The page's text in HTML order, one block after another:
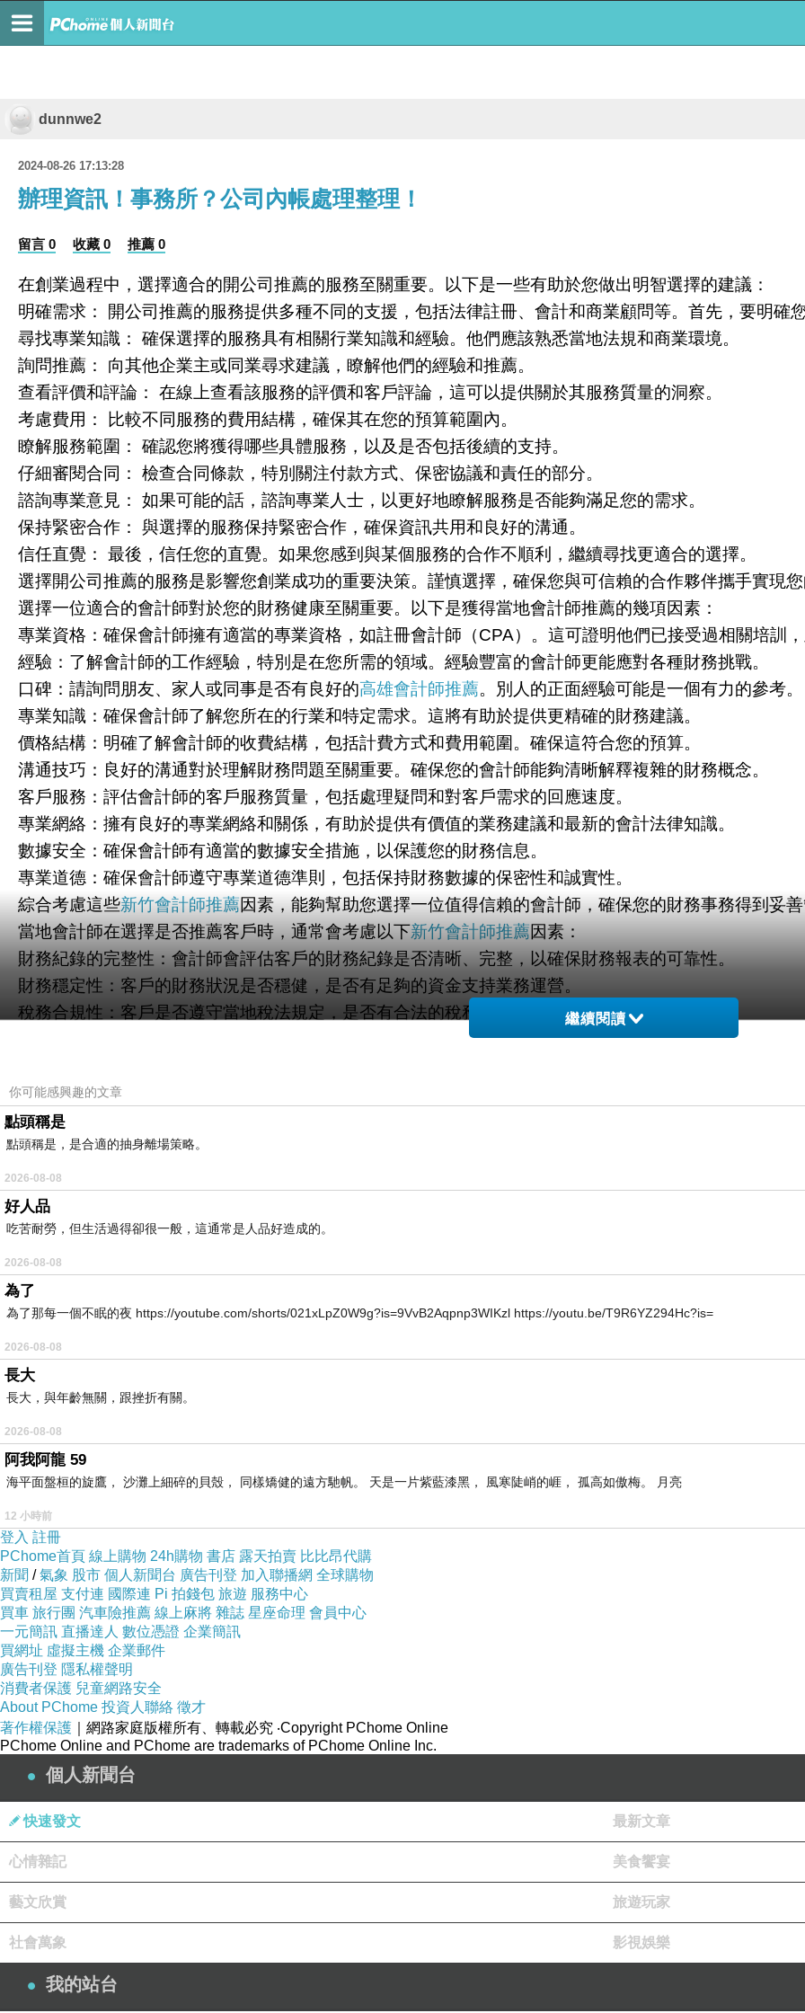
dunnwe2
2024-08-26 17:13:28
辦理資訊！事務所？公司內帳處理整理！
留言 0 收藏 0 推薦 0
在創業過程中，選擇適合的開公司推薦的服務至關重要。以下是一些有助於您做出明智選擇的建議：
明確需求： 開公司推薦的服務提供多種不同的支援，包括法律註冊、會計和商業顧問等。首先，要明確
尋找專業知識： 確保選擇的服務具有相關行業知識和經驗。他們應該熟悉當地法規和商業環境。
詢問推薦： 向其他企業主或同業尋求建議，瞭解他們的經驗和推薦。
查看評價和評論： 在線上查看該服務的評價和客戶評論，這可以提供關於其服務質量的洞察。
考慮費用： 比較不同服務的費用結構，確保其在您的預算範圍內。
瞭解服務範圍： 確認您將獲得哪些具體服務，以及是否包括後續的支持。
仔細審閱合同： 檢查合同條款，特別關注付款方式、保密協議和責任的部分。
諮詢專業意見： 如果可能的話，諮詢專業人士，以更好地瞭解服務是否能夠滿足您的需求。
保持緊密合作： 與選擇的服務保持緊密合作，確保資訊共用和良好的溝通。
信任直覺： 最後，信任您的直覺。如果您感到與某個服務的合作不順利，繼續尋找更適合的選擇。
選擇開公司推薦的服務是影響您創業成功的重要決策。謹慎選擇，確保您與可信賴的合作夥伴攜手實現
選擇一位適合的會計師對於您的財務健康至關重要。以下是獲得當地會計師推薦的幾項因素：
專業資格：確保會計師擁有適當的專業資格，如註冊會計師（CPA）。這可證明他們已接受過相關培訓
經驗：了解會計師的工作經驗，特別是在您所需的領域。經驗豐富的會計師更能應對各種財務挑戰。
口碑：請詢問朋友、家人或同事是否有良好的高雄會計師推薦。別人的正面經驗可能是一個有力的參考。
專業知識：確保會計師了解您所在的行業和特定需求。這將有助於提供更精確的財務建議。
價格結構：明確了解會計師的收費結構，包括計費方式和費用範圍。確保這符合您的預算。
溝通技巧：良好的溝通對於理解財務問題至關重要。確保您的會計師能夠清晰解釋複雜的財務概念。
客戶服務：評估會計師的客戶服務質量，包括處理疑問和對客戶需求的回應速度。
專業網絡：擁有良好的專業網絡和關係，有助於提供有價值的業務建議和最新的會計法律知識。
數據安全：確保會計師有適當的數據安全措施，以保護您的財務信息。
專業道德：確保會計師遵守專業道德準則，包括保持財務數據的保密性和誠實性。
綜合考慮這些新竹會計師推薦因素，能夠幫助您選擇一位值得信賴的會計師，確保您的財務事務得到妥
當地會計師在選擇是否推薦客戶時，通常會考慮以下新竹會計師推薦因素：
財務紀錄的完整性：會計師會評估客戶的財務紀錄是否清晰、完整，以確保財務報表的可靠性。
財務穩定性：客戶的財務狀況是否穩健，是否有足夠的資金支持業務運營。
稅務合規性：客戶是否遵守當地稅法規定，是否有合法的稅務策略。
溝通能力：良好的溝通是關係建立的關鍵，客戶應該能夠清晰地傳達財務需求和目標。
專業稅務支援：尋求專業的稅務支援和建議，確保稅務事務得到適當處理。
法律合規性：客戶的業務運營是否合法，是否遵守當地的法律法規。
信用記錄：信用記錄對建立信任非常重要，尤其在金融交易方面。
長期合作意願：客戶是否有建立長期合作夥伴關係的意願，而不僅僅是短期交易。
財務知識：客戶是否具備基本的財務和會計知識，以參與財務決策。
會計師會綜合考慮這些因素，以確保推薦的客戶是可信賴的，並能夠實現財務成功。
下一篇：
繼續閱讀
你可能感興趣的文章
點頭稱是
點頭稱是，是合適的抽身離場策略。
2026-08-08
好人品
吃苦耐勞，但生活過得卻很一般，這通常是人品好造成的。
2026-08-08
為了
為了那每一個不眠的夜 https://youtube.com/shorts/021xLpZ0W9g?is=9VvB2Aqpnp3WIKzl https://youtu.be/T9R6YZ294Hc?is=
2026-08-08
長大
長大，與年齡無關，跟挫折有關。
2026-08-08
阿我阿龍 59
海平面盤桓的旋鷹， 沙灘上細碎的貝殼， 同樣矯健的遠方馳帆。 天是一片紫藍漆黑， 風寒陡峭的崕， 孤高如傲梅。 月亮
12 小時前
登入 註冊
PChome首頁 線上購物 24h購物 書店 露天拍賣 比比昂代購
新聞 /氣象 股市 個人新聞台 廣告刊登 加入聯播網 全球購物
買賣租屋 支付連 國際連 Pi 拍錢包 旅遊 服務中心
買車 旅行團 汽車險推薦 線上麻將 雜誌 星座命理 會員中心
一元簡訊 直播達人 數位憑證 企業簡訊
買網址 虛擬主機 企業郵件
廣告刊登 隱私權聲明
消費者保護 兒童網路安全
About PChome 投資人聯絡 徵才
著作權保護 ｜網路家庭版權所有、轉載必究 ‧Copyright PChome Online
PChome Online and PChome are trademarks of PChome Online Inc.
個人新聞台
快速發文 最新文章
心情雜記 美食饗宴
藝文欣賞 旅遊玩家
社會萬象 影視娛樂
我的站台